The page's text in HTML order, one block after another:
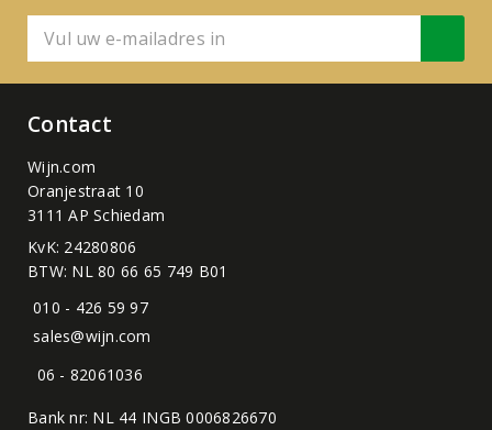
Contact
Wijn.com
Oranjestraat 10
3111 AP Schiedam
KvK: 24280806
BTW: NL 80 66 65 749 B01
010 - 426 59 97
sales@wijn.com
06 - 82061036
Bank nr: NL 44 INGB 0006826670